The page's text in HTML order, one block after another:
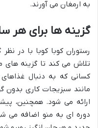
به ارمغان می آورند.
گزینه ها برای هر
رستوران کوبا کوبا با در
تلاش می کند تا گزینه های
کسانی که به دنبال
ارائه می شود. همچنین،
دوره ای به منو اضافه می